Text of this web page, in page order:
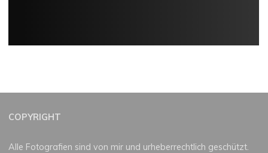
COPYRIGHT
Alle Fotografien sind von mir und urheberrechtlich geschützt.